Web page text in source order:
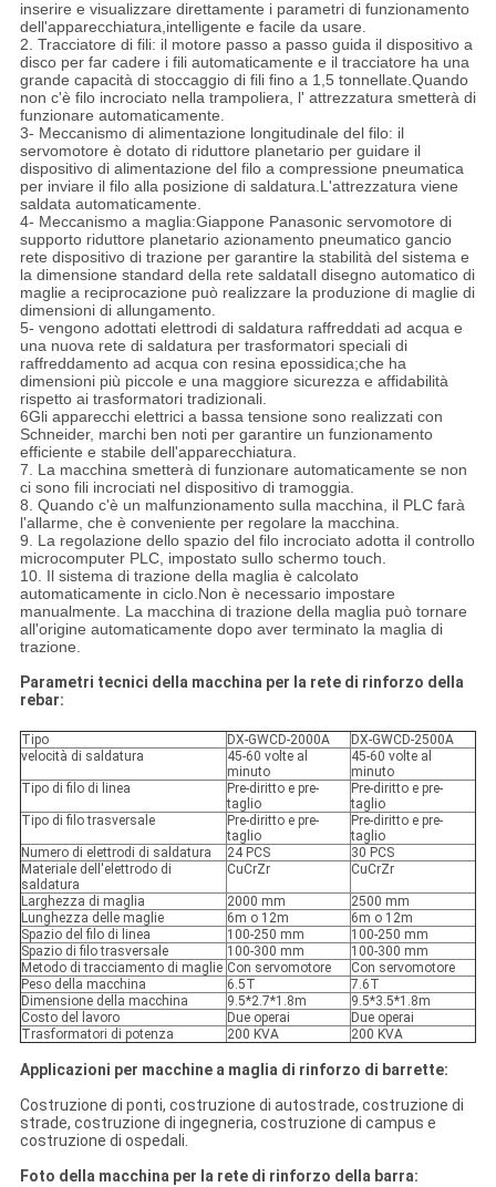
inserire e visualizzare direttamente i parametri di funzionamento
dell'apparecchiatura,intelligente e facile da usare.
2. Tracciatore di fili: il motore passo a passo guida il dispositivo a
disco per far cadere i fili automaticamente e il tracciatore ha una
grande capacità di stoccaggio di fili fino a 1,5 tonnellate.Quando
non c'è filo incrociato nella trampoliera, l' attrezzatura smetterà di
funzionare automaticamente.
3- Meccanismo di alimentazione longitudinale del filo: il
servomotore è dotato di riduttore planetario per guidare il
dispositivo di alimentazione del filo a compressione pneumatica
per inviare il filo alla posizione di saldatura.L'attrezzatura viene
saldata automaticamente.
4- Meccanismo a maglia:Giappone Panasonic servomotore di
supporto riduttore planetario azionamento pneumatico gancio
rete dispositivo di trazione per garantire la stabilità del sistema e
la dimensione standard della rete saldataIl disegno automatico di
maglie a reciprocazione può realizzare la produzione di maglie di
dimensioni di allungamento.
5- vengono adottati elettrodi di saldatura raffreddati ad acqua e
una nuova rete di saldatura per trasformatori speciali di
raffreddamento ad acqua con resina epossidica;che ha
dimensioni più piccole e una maggiore sicurezza e affidabilità
rispetto ai trasformatori tradizionali.
6Gli apparecchi elettrici a bassa tensione sono realizzati con
Schneider, marchi ben noti per garantire un funzionamento
efficiente e stabile dell'apparecchiatura.
7. La macchina smetterà di funzionare automaticamente se non
ci sono fili incrociati nel dispositivo di tramoggia.
8. Quando c'è un malfunzionamento sulla macchina, il PLC farà
l'allarme, che è conveniente per regolare la macchina.
9. La regolazione dello spazio del filo incrociato adotta il controllo
microcomputer PLC, impostato sullo schermo touch.
10. Il sistema di trazione della maglia è calcolato
automaticamente in ciclo.Non è necessario impostare
manualmente. La macchina di trazione della maglia può tornare
all'origine automaticamente dopo aver terminato la maglia di
trazione.
Parametri tecnici della macchina per la rete di rinforzo della
rebar:
Tipo DX-GWCD-2000A
DX-GWCD-2500A
velocità di saldatura
45-60 volte al
minuto
45-60 volte al
minuto
Tipo di filo di linea
Pre-diritto e pre-
taglio
Pre-diritto e pre-
taglio
Tipo di filo trasversale
Pre-diritto e pre-
taglio
Pre-diritto e pre-
taglio
Numero di elettrodi di saldatura
24 PCS
30 PCS
Materiale dell'elettrodo di
saldatura
CuCrZr CuCrZr
Larghezza di maglia 2000 mm
2500 mm
Lunghezza delle maglie
6m o 12m
6m o 12m
Spazio del filo di linea
100-250 mm
100-250 mm
Spazio di filo trasversale
100-300 mm
100-300 mm
Metodo di tracciamento di maglie Con servomotore
Con servomotore
Peso della macchina
6.5T
7.6T
Dimensione della macchina
9.5*2.7*1.8m
9.5*3.5*1.8m
Costo del lavoro
Due operai
Due operai
Trasformatori di potenza
200 KVA 200 KVA
Applicazioni per macchine a maglia di rinforzo di barrette:
Costruzione di ponti, costruzione di autostrade, costruzione di
strade, costruzione di ingegneria, costruzione di campus e
costruzione di ospedali.
Foto della macchina per la rete di rinforzo della barra: